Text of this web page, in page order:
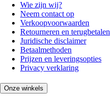
Wie zijn wij?
Neem contact op
Verkoopvoorwaarden
Retourneren en terugbetalen
Juridische disclaimer
Betaalmethoden
Prijzen en leveringsopties
Privacy verklaring
Onze winkels